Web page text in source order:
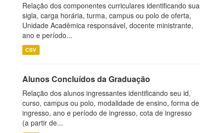
Relação dos componentes curriculares identificando sua
sigla, carga horária, turma, campus ou polo de oferta,
Unidade Acadêmica responsável, docente ministrante,
ano e período...
CSV
Alunos Concluídos da Graduação
Relação dos alunos ingressantes identificando seu id,
curso, campus ou polo, modalidade de ensino, forma de
ingresso, ano e período de ingresso, cota de ingresso
(a partir de...